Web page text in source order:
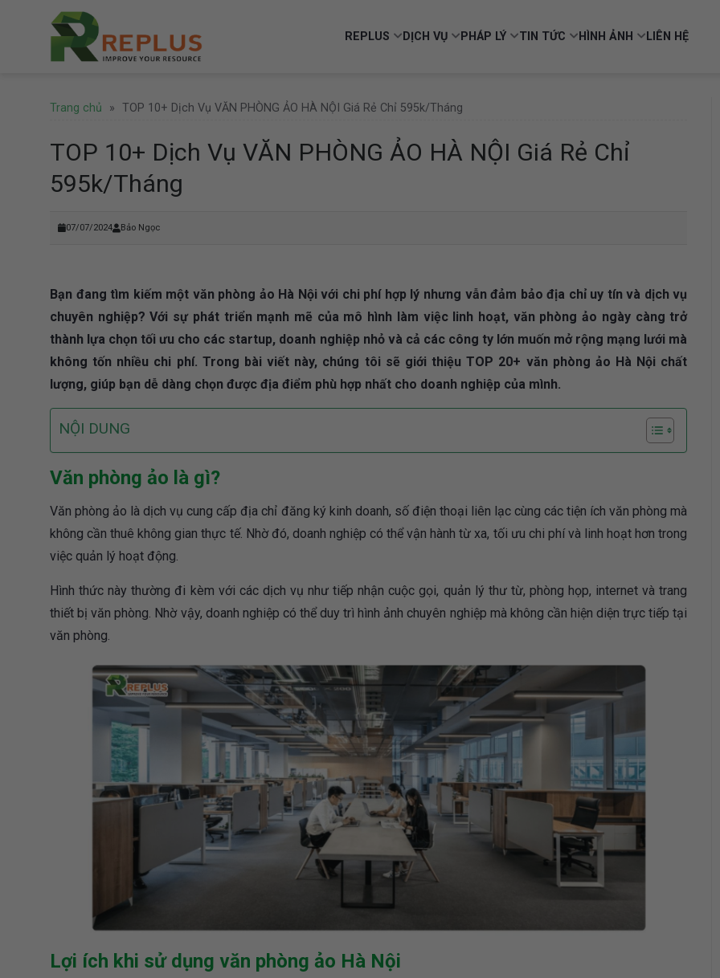
REPLUS DỊCH VỤ PHÁP LÝ TIN TỨC HÌNH ẢNH LIÊN HỆ
Trang chủ » TOP 10+ Dịch Vụ VĂN PHÒNG ẢO HÀ NỘI Giá Rẻ Chỉ 595k/tháng
TOP 10+ Dịch Vụ VĂN PHÒNG ẢO HÀ NỘI Giá Rẻ Chỉ
595k/tháng
07/07/2024 Bảo Ngọc
Bạn đang tìm kiếm một văn phòng ảo Hà Nội với chi phí hợp lý nhưng vẫn đảm bảo địa chỉ uy tín và dịch vụ
chuyên nghiệp? Với sự phát triển mạnh mẽ của mô hình làm việc linh hoạt, văn phòng ảo ngày càng trở
thành lựa chọn tối ưu cho các startup, doanh nghiệp nhỏ và cả các công ty lớn muốn mở rộng mạng lưới mà
không tốn nhiều chi phí. Trong bài viết này, chúng tôi sẽ giới thiệu TOP 20+ văn phòng ảo Hà Nội chất
lượng, giúp bạn dễ dàng chọn được địa điểm phù hợp nhất cho doanh nghiệp của mình.
NỘI DUNG
Văn phòng ảo là gì?
Văn phòng ảo là dịch vụ cung cấp địa chỉ đăng ký kinh doanh, số điện thoại liên lạc cùng các tiện ích văn phòng mà
không cần thuê không gian thực tế. Nhờ đó, doanh nghiệp có thể vận hành từ xa, tối ưu chi phí và linh hoạt hơn trong
việc quản lý hoạt động.
Hình thức này thường đi kèm với các dịch vụ như tiếp nhận cuộc gọi, quản lý thư từ, phòng họp, internet và trang
thiết bị văn phòng. Nhờ vậy, doanh nghiệp có thể duy trì hình ảnh chuyên nghiệp mà không cần hiện diện trực tiếp tại
văn phòng.
Lợi ích khi sử dụng văn phòng ảo Hà Nội